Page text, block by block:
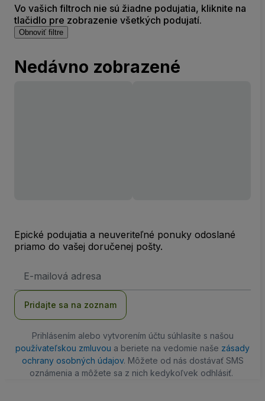
Vo vašich filtroch nie sú žiadne podujatia, kliknite na
tlačidlo pre zobrazenie všetkých podujatí.
Obnoviť filtre
Nedávno zobrazené
Epické podujatia a neuveriteľné ponuky odoslané
priamo do vašej doručenej pošty.
mailová
Pridajte sa na zoznam
Prihlásením alebo vytvorením účtu súhlasíte s našou
používateľskou zmluvou a beriete na vedomie naše zásady
ochrany osobných údajov. Môžete od nás dostávať SMS
oznámenia a môžete sa z nich kedykoľvek odhlásiť.